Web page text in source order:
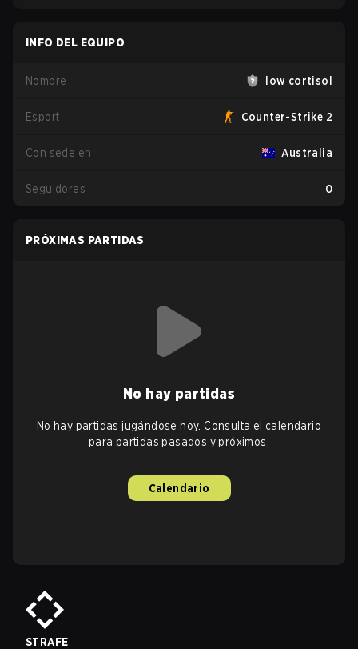
INFO DEL EQUIPO
Nombre low cortisol
Esport Counter-Strike 2
Con sede en Australia
Seguidores 0
PRÓXIMAS PARTIDAS
No hay partidas
No hay partidas jugándose hoy. Consulta el calendario
para partidas pasados y próximos.
Calendario
STRAFE